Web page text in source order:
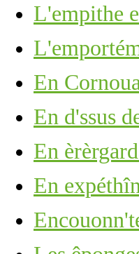
L'empithe
En
En d'ssus
En
En